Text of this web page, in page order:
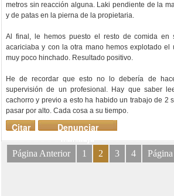
metros sin reacción alguna. Laki pendiente de la
y de patas en la pierna de la propietaria.
Al final, le hemos puesto el resto de comida
acariciaba y con la otra mano hemos explotado el
muy poco hinchado. Resultado positivo.
He de recordar que esto no lo debería de
supervisión de un profesional. Hay que saber
cachorro y previo a esto ha habido un trabajo de 2
pasar por alto. Cada cosa a su tiempo.
Denunciar
mensaje
Citar
Página Anterior 1 2 3 4